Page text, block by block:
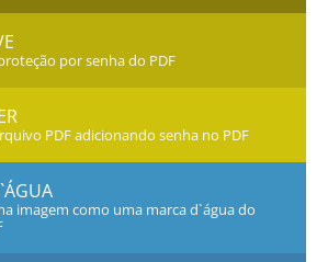
por senha do PDF
PDF adicionando senha no PDF
imagem como uma marca d`água do